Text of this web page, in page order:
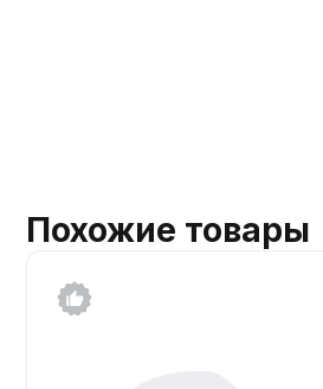
Похожие товары